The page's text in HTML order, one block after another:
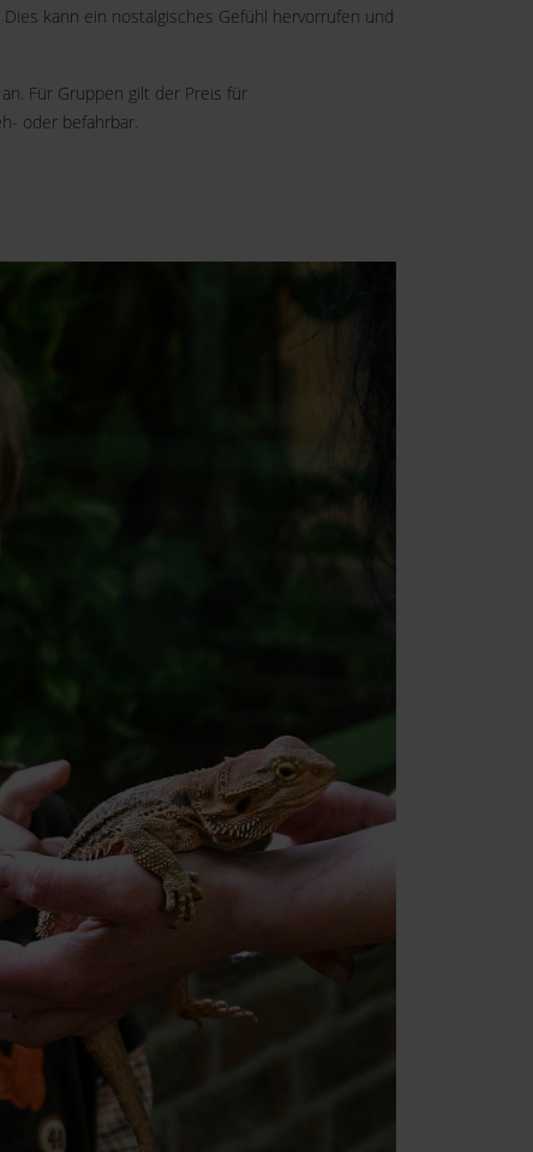
kann ein nostalgisches Gefühl hervorrufen und
Für Gruppen gilt der Preis für
oder befahrbar.